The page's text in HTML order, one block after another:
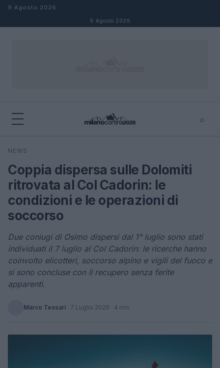
Salta al contenuto
9 Agosto 2026
9 Agosto 2026
⌕
Cerca
NEWS
Coppia dispersa sulle Dolomiti
ritrovata al Col Cadorin: le
condizioni e le operazioni di
soccorso
Due coniugi di Osimo dispersi dal 1° luglio sono stati
individuati il 7 luglio al Col Cadorin: le ricerche hanno
coinvolto elicotteri, soccorso alpino e vigili del fuoco e
si sono concluse con il recupero senza ferite
apparenti.
Marco Tessari · 7 Luglio 2026 · 4 min